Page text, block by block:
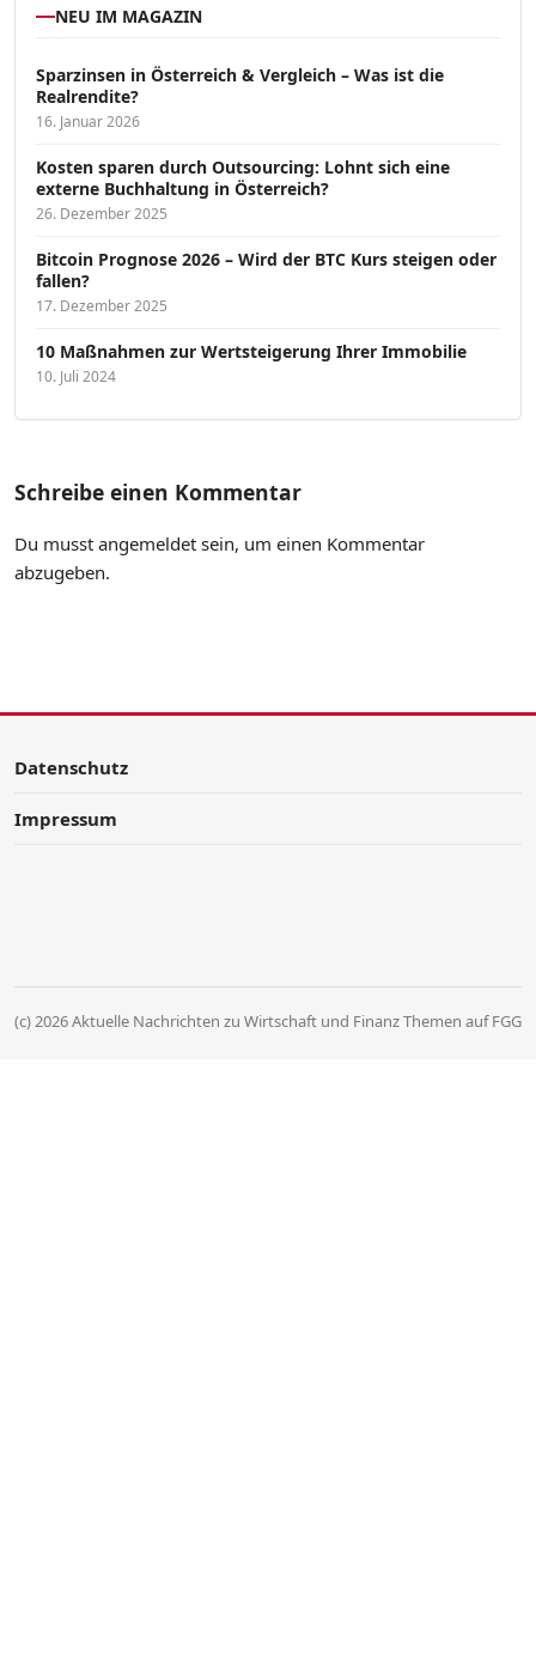
NEU IM MAGAZIN
Sparzinsen in Österreich & Vergleich – Was ist die
Realrendite?
16. Januar 2026
Kosten sparen durch Outsourcing: Lohnt sich eine
externe Buchhaltung in Österreich?
26. Dezember 2025
Bitcoin Prognose 2026 – Wird der BTC Kurs steigen oder
fallen?
17. Dezember 2025
10 Maßnahmen zur Wertsteigerung Ihrer Immobilie
10. Juli 2024
Schreibe einen Kommentar
Du musst angemeldet sein, um einen Kommentar
abzugeben.
Datenschutz
Impressum
(c) 2026 Aktuelle Nachrichten zu Wirtschaft und Finanz Themen auf FGG